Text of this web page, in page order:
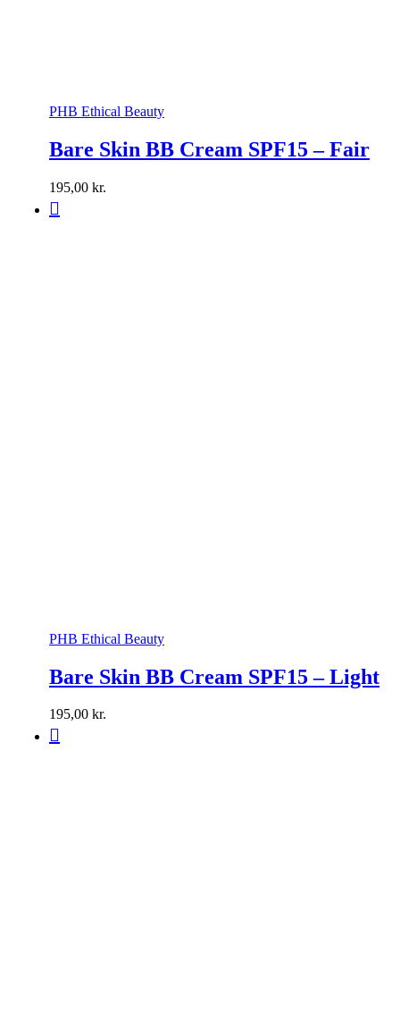
PHB Ethical Beauty
Bare Skin BB Cream SPF15 – Fair
195,00 kr.
PHB Ethical Beauty
Bare Skin BB Cream SPF15 – Light
195,00 kr.